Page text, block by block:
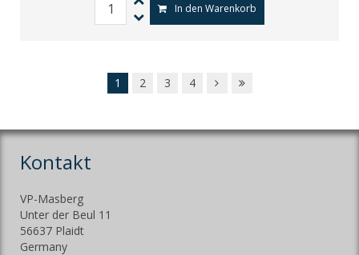
In den Warenkorb
1 2 3 4
Kontakt
VP-Masberg
Unter der Beul 11
56637 Plaidt
Germany